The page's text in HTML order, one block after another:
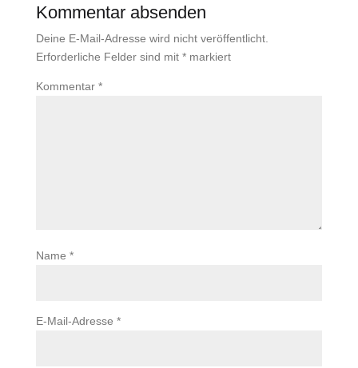
Kommentar absenden
Deine E-Mail-Adresse wird nicht veröffentlicht.
Erforderliche Felder sind mit *markiert
Kommentar *
Name *
E-Mail-Adresse *